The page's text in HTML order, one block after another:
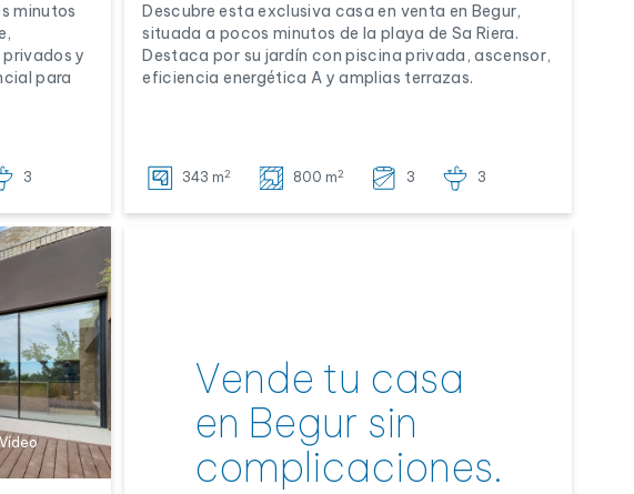
minutos
y
para
3
Descubre esta exclusiva casa en venta en Begur,
situada a pocos minutos de la playa de Sa Riera.
Destaca por su jardín con piscina privada, ascensor,
eficiencia energética A y amplias terrazas.
343 m2 800 m2 3 3
Vende tu casa
en Begur sin
complicaciones.